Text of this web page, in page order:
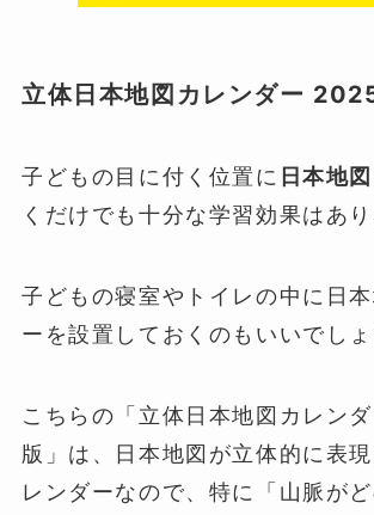
立体日本地図カレンダー
子どもの目に付く位置に 日本地図
くだけでも十分な学習効果はあり
子どもの寝室やトイレの中に日
ーを設置しておくのもいいでしょ
こちらの「立体日本地図カレン
版」は、日本地図が立体的に表
レンダーなので、特に「山脈が